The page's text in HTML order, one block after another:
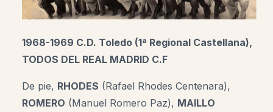
1968-1969 C.D. Toledo (1ª Regional Castellana),
TODOS DEL REAL MADRID C.F
De pie, RHODES (Rafael Rhodes Centenara),
ROMERO (Manuel Romero Paz), MAILLO